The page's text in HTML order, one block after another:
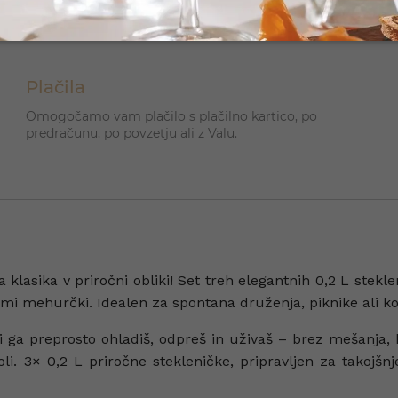
Plačila
Omogočamo vam plačilo s plačilno kartico, po
predračunu, po povzetju ali z Valu.
klasika v priročni obliki! Set treh elegantnih 0,2 L
mehurčki. Idealen za spontana druženja, piknike ali
preprosto ohladiš, odpreš in uživaš – brez
3× 0,2 L priročne stekleničke, pripravljen za